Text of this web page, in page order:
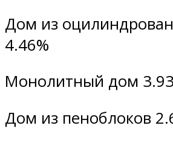
Дом из
4.46%
Монолитный дом
Дом из пеноблоков